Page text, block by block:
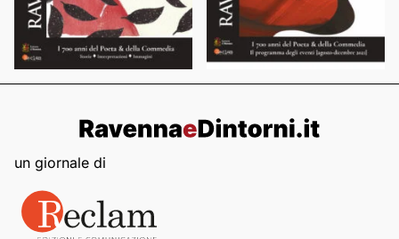
un giornale di